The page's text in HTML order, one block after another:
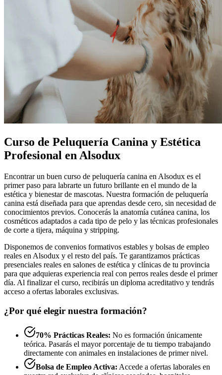
Curso de Peluquería Canina y Estética
Profesional en Alsodux
Encontrar un buen curso de peluquería canina en Alsodux es el
primer paso para labrarte un futuro brillante en el mundo de la
estética y bienestar de mascotas. Nuestra formación de peluquería
canina está diseñada para que aprendas desde cero, sin necesidad de
conocimientos previos. Conocerás la anatomía cutánea canina, los
cosméticos adaptados a cada tipo de pelo y las técnicas profesionales
de corte a tijera, máquina y stripping.
Disponemos de convenios formativos estables y bolsas de empleo
reales en Alsodux y el resto del país. Te garantizamos prácticas
presenciales reales en salones de estética y clínicas de tu provincia
para que adquieras experiencia real con perros reales desde el primer
día. Al finalizar el curso, recibirás un diploma acreditativo y tendrás
acceso a ofertas laborales exclusivas.
¿Por qué elegir nuestra formación?
70% Prácticas Reales: No es formación únicamente
teórica. Pasarás el mayor porcentaje de tu tiempo trabajando
directamente con animales en instalaciones de primer nivel.
Bolsa de Empleo Activa: Accede a ofertas laborales en